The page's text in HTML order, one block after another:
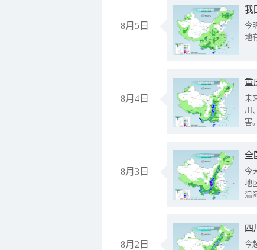
8月5日
我
今
地
8月4日
重
未
川
害。
8月3日
全
今
地
温
8月2日
今